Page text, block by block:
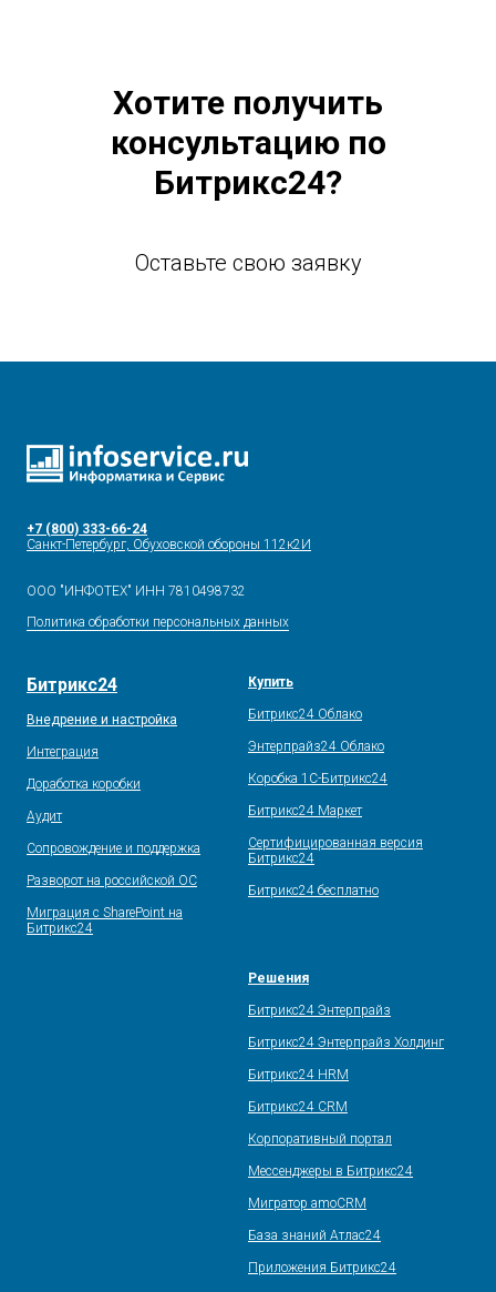
Хотите получить
консультацию по
Битрикс24?
Оставьте свою заявку
+7 (800) 333-66-24
Санкт-Петербург, Обуховской обороны 112к2И
ООО "ИНФОТЕХ" ИНН 7810498732
Политика обработки персональных данных
Битрикс24
Внедрение и настройка
Интеграция
Доработка коробки
Аудит
Сопровождение и поддержка
Разворот на российской ОС
Миграция с SharePoint на
Битрикс24
Купить
Битрикс24 Облако
Энтерпрайз24 Облако
Коробка 1С-Битрикс24
Битрикс24 Маркет
Сертифицированная версия
Битрикс24
Битрикс24 бесплатно
Решения
Битрикс24 Энтерпрайз
Битрикс24 Энтерпрайз Холдинг
Битрикс24 HRM
Битрикс24 CRM
Корпоративный портал
Мессенджеры в Битрикс24
Мигратор amoCRM
База знаний Атлас24
Приложения Битрикс24